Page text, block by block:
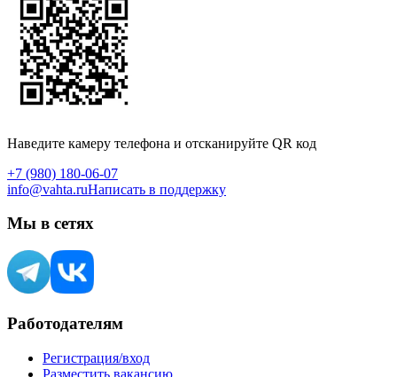
Наведите камеру телефона и отсканируйте QR код
+7 (980) 180-06-07
info@vahta.ruНаписать в поддержку
Мы в сетях
Работодателям
Регистрация/вход
Разместить вакансию